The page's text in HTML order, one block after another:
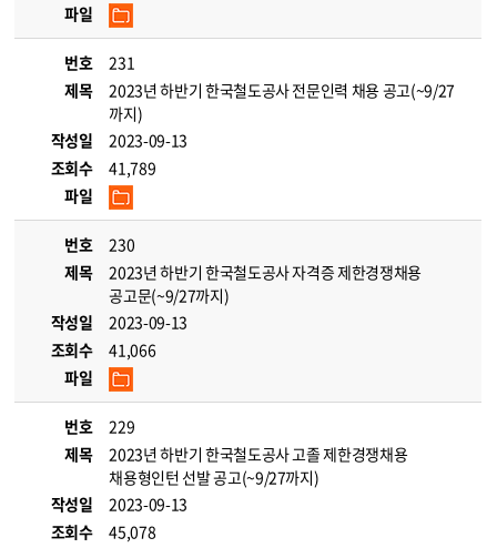
파일
번호
231
제목
2023년 하반기 한국철도공사 전문인력 채용 공고(~9/27
까지)
작성일
2023-09-13
조회수
41,789
파일
번호
230
제목
2023년 하반기 한국철도공사 자격증 제한경쟁채용
공고문(~9/27까지)
작성일
2023-09-13
조회수
41,066
파일
번호
229
제목
2023년 하반기 한국철도공사 고졸 제한경쟁채용
채용형인턴 선발 공고(~9/27까지)
작성일
2023-09-13
조회수
45,078